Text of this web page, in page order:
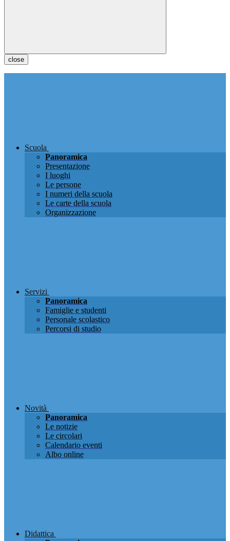
close
Scuola
Panoramica
Presentazione
I luoghi
Le persone
I numeri della scuola
Le carte della scuola
Organizzazione
Servizi
Panoramica
Famiglie e studenti
Personale scolastico
Percorsi di studio
Novità
Panoramica
Le notizie
Le circolari
Calendario eventi
Albo online
Didattica